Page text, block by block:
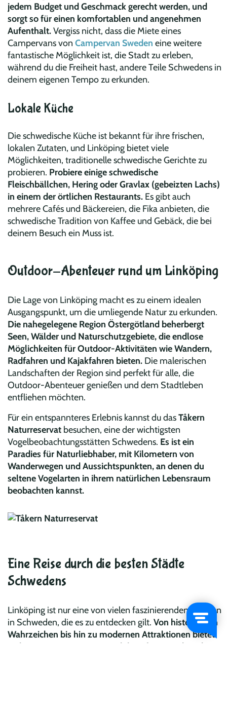
jedem Budget und Geschmack gerecht werden, und
sorgt so für einen komfortablen und angenehmen
Aufenthalt.Vergiss nicht, dass die Miete eines
Campervans von Campervan Sweden eine weitere
fantastische Möglichkeit ist, die Stadt zu erleben,
während du die Freiheit hast, andere Teile Schwedens in
deinem eigenen Tempo zu erkunden.
Lokale Küche
Die schwedische Küche ist bekannt für ihre frischen,
lokalen Zutaten, und Linköping bietet viele
Möglichkeiten, traditionelle schwedische Gerichte zu
probieren. Probiere einige schwedische
Fleischbällchen, Hering oder Gravlax (gebeizten Lachs)
in einem der örtlichen Restaurants. Es gibt auch
mehrere Cafés und Bäckereien, die Fika anbieten, die
schwedische Tradition von Kaffee und Gebäck, die bei
deinem Besuch ein Muss ist.
Outdoor-Abenteuer rund um Linköping
Die Lage von Linköping macht es zu einem idealen
Ausgangspunkt, um die umliegende Natur zu erkunden.
Die nahegelegene Region Östergötland beherbergt
Seen, Wälder und Naturschutzgebiete, die endlose
Möglichkeiten für Outdoor-Aktivitäten wie Wandern,
Radfahren und Kajakfahren bieten. Die malerischen
Landschaften der Region sind perfekt für alle, die
Outdoor-Abenteuer genießen und dem Stadtleben
entfliehen möchten.
Für ein entspannteres Erlebnis kannst du dasTåkern
Naturreservat besuchen, eine der wichtigsten
Vogelbeobachtungsstätten Schwedens. Es ist ein
Paradies für Naturliebhaber, mit Kilometern von
Wanderwegen und Aussichtspunkten, an denen du
seltene Vogelarten in ihrem natürlichen Lebensraum
beobachten kannst.
Eine Reise durch die besten Städte
Schwedens
Linköping ist nur eine von vielen faszinierenden Städten
in Schweden, die es zu entdecken gilt. Von historischen
Wahrzeichen bis hin zu modernen Attraktionen bietet
Linköping ein einzigartiges Erlebnis für Besucher, die